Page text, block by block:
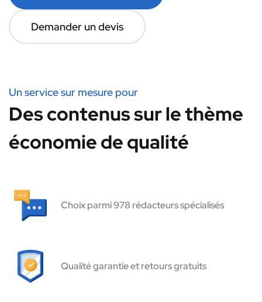
Demander un devis
Un service sur mesure pour
Des contenus sur le thème
économie de qualité
Choix parmi 978 rédacteurs spécialisés
Qualité garantie et retours gratuits